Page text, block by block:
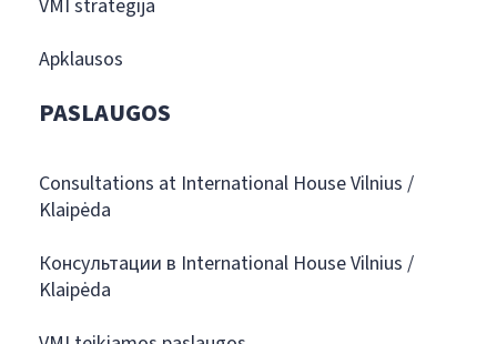
VMI strategija
Apklausos
PASLAUGOS
Consultations at International House Vilnius /
Klaipėda
Консультации в International House Vilnius /
Klaipėda